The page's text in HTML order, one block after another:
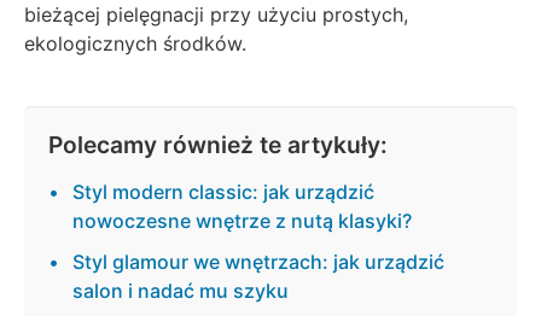
bieżącej pielęgnacji przy użyciu prostych,
ekologicznych środków.
Polecamy również te artykuły:
Styl modern classic: jak urządzić
nowoczesne wnętrze z nutą klasyki?
Styl glamour we wnętrzach: jak urządzić
salon i nadać mu szyku